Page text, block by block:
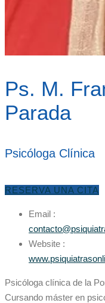
Ps. M.
Parada
Psicóloga Clínica
RESERVA UNA CITA
Email :
Website :
Psicóloga clínica de la
Cursando máster en